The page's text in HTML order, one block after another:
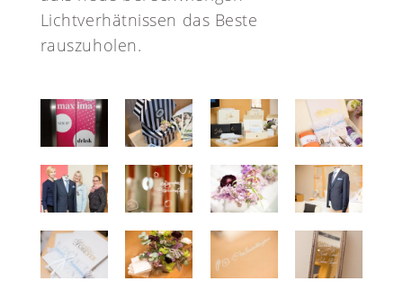
Lichtverhätnissen das Beste
rauszuholen.